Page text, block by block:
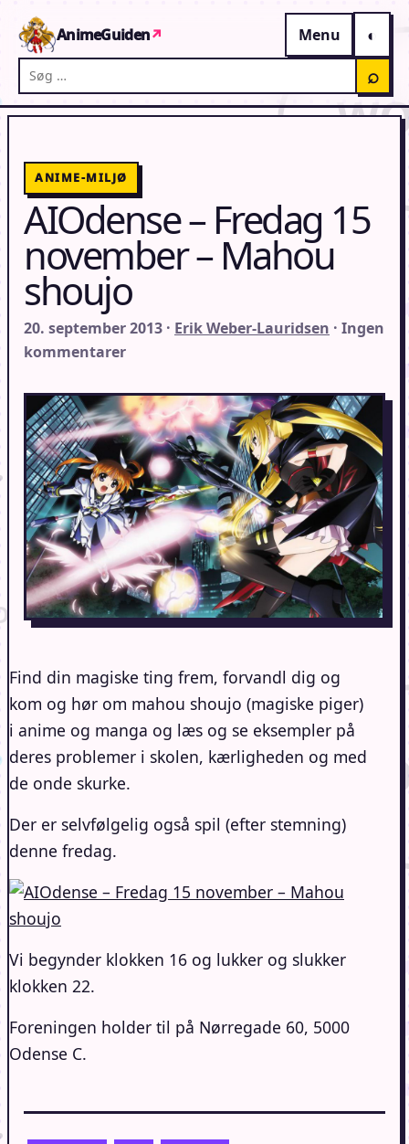
AnimeGuiden↗
Menu
Søg på AnimeGuiden
⌕
ANIME-MILJØ
AIOdense – Fredag 15
november – Mahou
shoujo
20. september 2013 · Erik Weber-Lauridsen · Ingen
kommentarer
Find din magiske ting frem, forvandl dig og
kom og hør om mahou shoujo (magiske piger)
i anime og manga og læs og se eksempler på
deres problemer i skolen, kærligheden og med
de onde skurke.
Der er selvfølgelig også spil (efter stemning)
denne fredag.
Vi begynder klokken 16 og lukker og slukker
klokken 22.
Foreningen holder til på Nørregade 60, 5000
Odense C.